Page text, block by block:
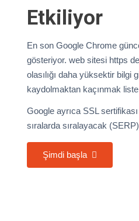
Etkiliyor
En son Google Chrome
gösteriyor. web sitesi https
olasılığı daha yüksektir
kaydolmaktan kaçınmak
Google ayrıca SSL
sıralarda sıralayacak
Şimdi başla